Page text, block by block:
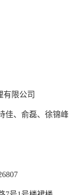
有限公司
佳、俞磊、徐锦峰